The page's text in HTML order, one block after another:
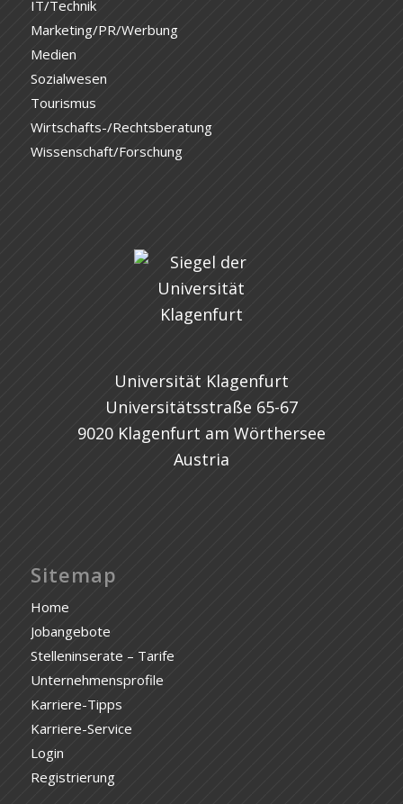
IT/Technik
Marketing/PR/Werbung
Medien
Sozialwesen
Tourismus
Wirtschafts-/Rechtsberatung
Wissenschaft/Forschung
Universität Klagenfurt
Universitätsstraße 65-67
9020 Klagenfurt am Wörthersee
Austria
Sitemap
Home
Jobangebote
Stelleninserate – Tarife
Unternehmensprofile
Karriere-Tipps
Karriere-Service
Login
Registrierung